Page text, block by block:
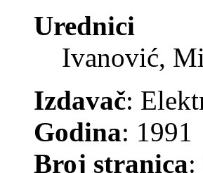
Urednici
Ivanović,
Izdavač:
Godina: 1991
Broj stranica: